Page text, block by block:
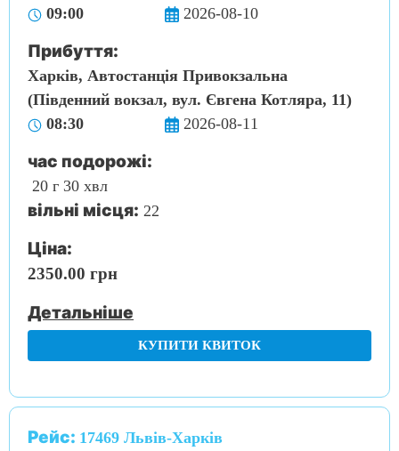
09:00
2026-08-10
Прибуття:
Харків, Автостанція Привокзальна
(Південний вокзал, вул. Євгена Котляра, 11)
08:30
2026-08-11
час подорожі:
20 г 30 хвл
вільні місця: 22
Ціна:
2350.00 грн
Детальніше
КУПИТИ КВИТОК
Рейс: 17469 Львів-Харків